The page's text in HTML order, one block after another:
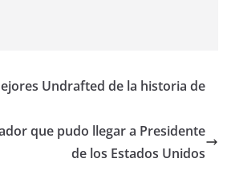
Undrafted de la historia de
que pudo llegar a Presidente
de los Estados Unidos